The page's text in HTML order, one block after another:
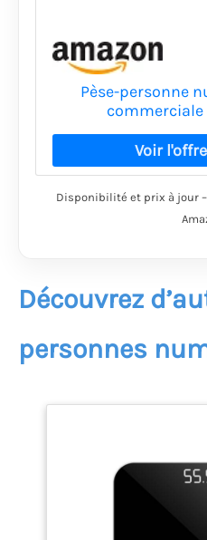
Pèse-personne
commerciale
Disponibilité et prix à jour
Découvrez
personnes